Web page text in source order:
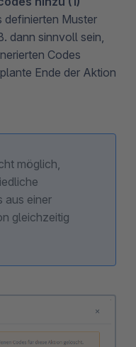
definierten Muster
dann sinnvoll sein,
Codes
Ende der Aktion
möglich,
aus einer
gleichzeitig